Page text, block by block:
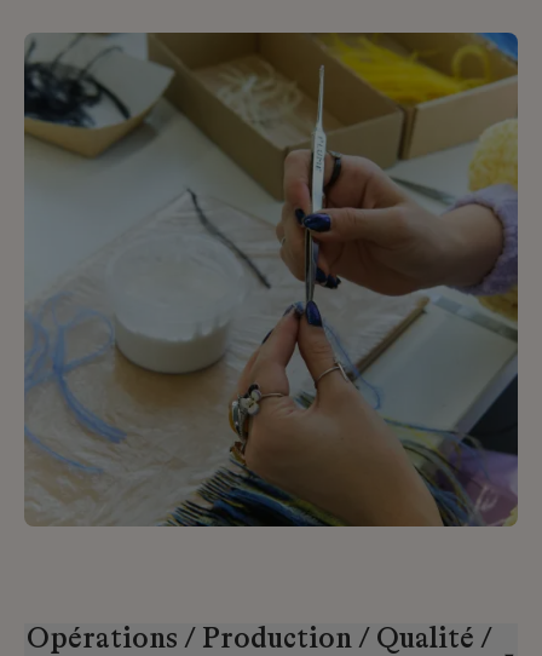
Opérations / Production / Qualité /